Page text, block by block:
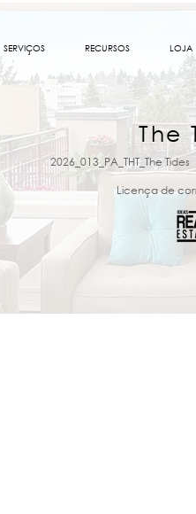
SERVIÇOS RECURSOS LOJA
The
2026_013_PA_THT_The Tides
Licença de